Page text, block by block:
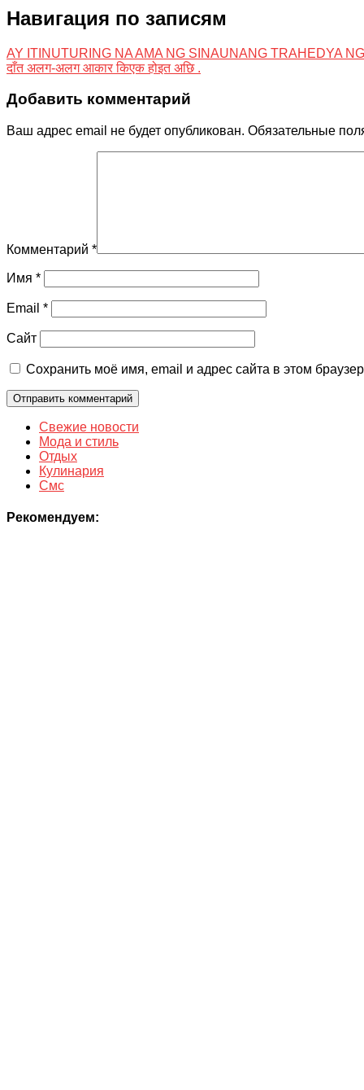
Навигация по записям
AY ITINUTURING NA AMA NG SINAUNANG TRAHEDYA
दाँत अलग-अलग आकार किएक होइत अछि .
Добавить комментарий
Ваш адрес email не будет опубликован. Обязательные
Комментарий *
Имя *
Email *
Сайт
Сохранить моё имя, email и адрес сайта в этом
Свежие новости
Мода и стиль
Отдых
Кулинария
Смс
Рекомендуем: